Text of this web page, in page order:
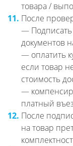
товара /
11. После
— Подписать
документов
— оплатить
если товар
стоимость
—
платный
12. После
на товар